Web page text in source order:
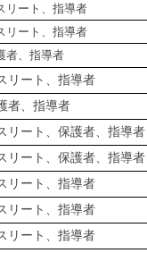
リート、指導者
リート、指導者
者、指導者
リート、指導者
者、指導者
リート、保護者、指導者
リート、保護者、指導者
リート、指導者
リート、指導者
リート、指導者